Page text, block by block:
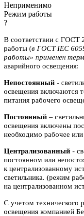
Неприменимо
Режим работы
?
В соответствии с
работы (в ГОСТ IEC
работы» применен
аварийного освещения:
Непостоянный -
освещения включаются
питания рабочего
Постоянный –
освещения включены
необходимо рабочее
Централизованный -
постоянном или
к централизованному
светильника. (режим
на централизованном
С учетом технического
освещения компанией